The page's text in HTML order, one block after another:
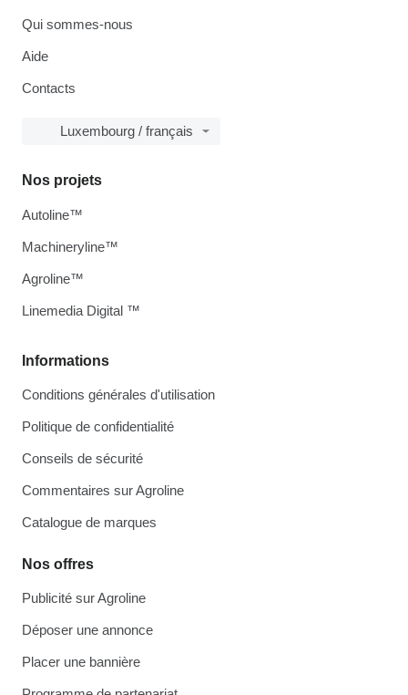
Qui sommes-nous
Aide
Contacts
Luxembourg / français
Informations
Conditions générales d'utilisation
Politique de confidentialité
Conseils de sécurité
Commentaires sur Agroline
Catalogue de marques
Nos offres
Publicité sur Agroline
Déposer une annonce
Placer une bannière
Nos projets
Autoline™
Machineryline™
Agroline™
Linemedia Digital ™